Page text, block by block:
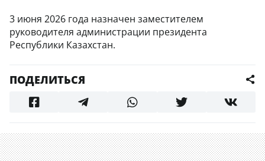
3 июня 2026 года назначен заместителем
руководителя администрации президента
Республики Казахстан.
ПОДЕЛИТЬСЯ